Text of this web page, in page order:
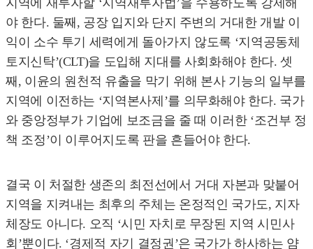
지역에 재투자할 ‘지역재투자법’을 수용하도록 강제해
야 한다. 둘째, 공장 입지와 단지 주변의 거대한 개발 이
익이 소수 투기 세력에게 돌아가지 않도록 ‘지역공동체
토지신탁’(CLT)을 도입해 지대를 사회화해야 한다. 셋
째, 이윤의 원천적 유출을 막기 위해 본사 기능의 일부를
지역에 이전하는 ‘지역본사제’를 의무화해야 한다. 국가
와 중앙정부가 기업에 보조금을 줄 때 이러한 ‘조건부 정
책 조정’이 이루어지도록 판을 흔들어야 한다.
결국 이 처절한 생존의 최전선에서 거대 자본과 맞붙어
지역을 지켜내는 최후의 주체는 온정적인 국가도, 지자
체장도 아니다. 오직 ‘시민 자치로 무장된 지역 시민사
회’뿐이다. ‘경제적 자기 결정권’은 국가가 하사하는 얌